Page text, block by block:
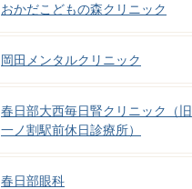
おかだこどもの森クリニック
岡田メンタルクリニック
春日部大西毎日腎クリニック（旧
一ノ割駅前休日診療所）
春日部眼科